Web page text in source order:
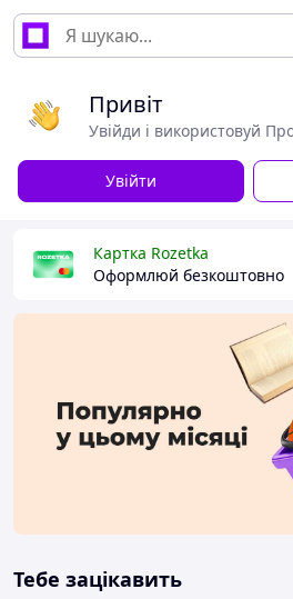
Привіт
Увійди і використовуй
Увійти
Картка Rozetka
Оформлюй безкоштовно
Тебе зацікавить